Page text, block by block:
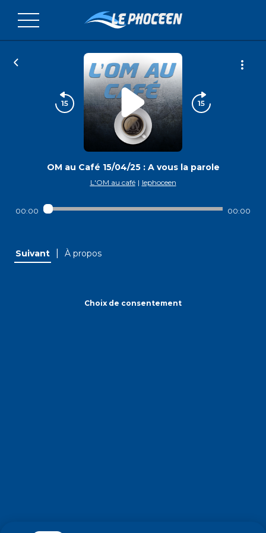
OM au Café 15/04/25 : A vous la parole
L'OM au café | lephoceen
00:00 00:00
Suivant À propos
Choix de consentement